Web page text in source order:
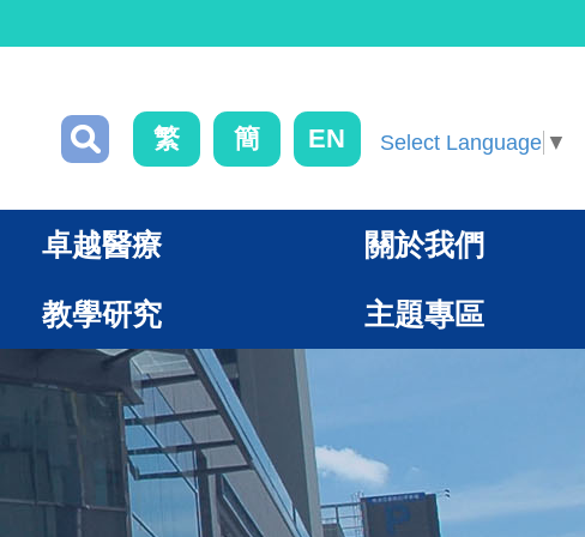
繁 簡 EN Select Language ▼
卓越醫療 關於我們
教學研究 主題專區